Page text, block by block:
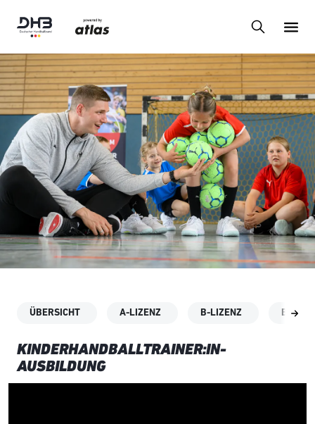
ÜBERSICHT A-LIZENZ B-LIZENZ BC-
KINDERHANDBALLTRAINER:IN-
AUSBILDUNG